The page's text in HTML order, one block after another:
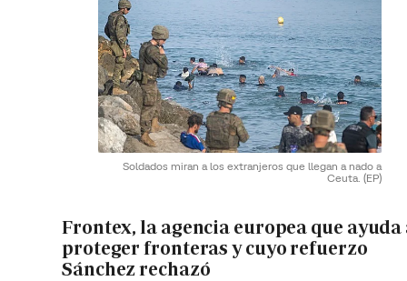
Soldados miran a los extranjeros que llegan a nado a
Ceuta. (EP)
Frontex, la agencia europea que ayuda
proteger fronteras y cuyo refuerzo
Sánchez rechazó